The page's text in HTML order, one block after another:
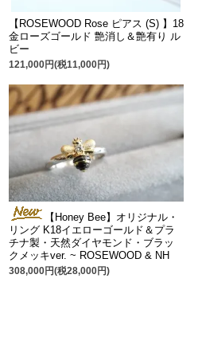
【ROSEWOOD Rose ピアス (S) 】18
金ローズゴールド 艶消し＆艶有り ル
ビー
121,000円(税11,000円)
【Honey Bee】オリジナル・
リング K18イエローゴールド＆プラ
チナ製・天然ダイヤモンド・ブラッ
クメッキver. ~ ROSEWOOD & NH
308,000円(税28,000円)